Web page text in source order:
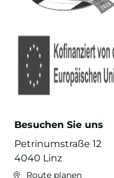
Besuchen Sie uns
Petrinumstraße 12
4040 Linz
Route planen